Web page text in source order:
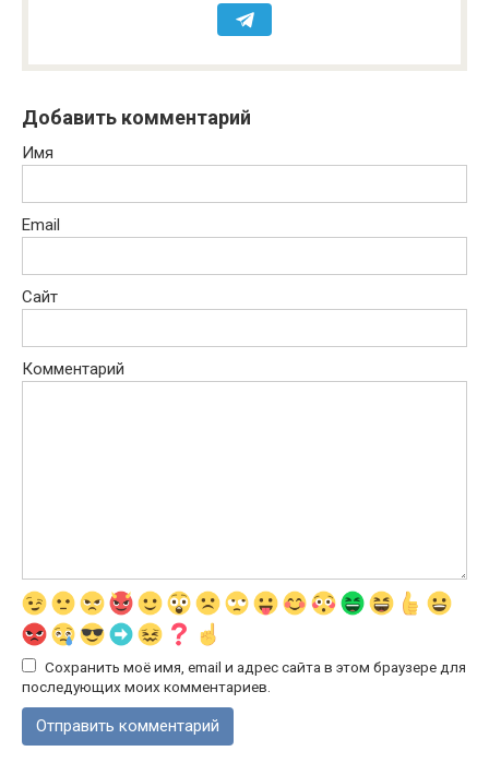
Добавить комментарий
Имя
Email
Сайт
Комментарий
Сохранить моё имя, email и адрес сайта в этом браузере для
последующих моих комментариев.